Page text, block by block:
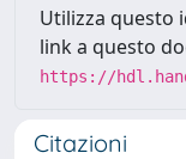
Utilizza questo
link a questo
https://
Citazioni